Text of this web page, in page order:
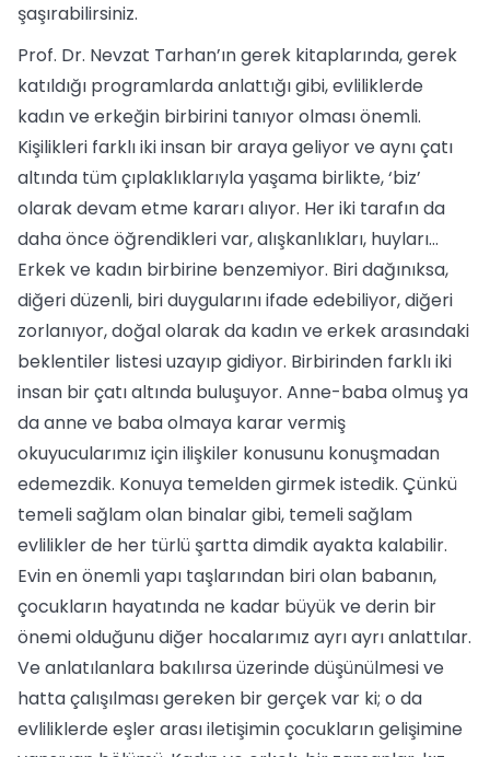
şaşırabilirsiniz.
Prof. Dr. Nevzat Tarhan’ın gerek kitaplarında, gerek
katıldığı programlarda anlattığı gibi, evliliklerde
kadın ve erkeğin birbirini tanıyor olması önemli.
Kişilikleri farklı iki insan bir araya geliyor ve aynı çatı
altında tüm çıplaklıklarıyla yaşama birlikte, ‘biz’
olarak devam etme kararı alıyor. Her iki tarafın da
daha önce öğrendikleri var, alışkanlıkları, huyları…
Erkek ve kadın birbirine benzemiyor. Biri dağınıksa,
diğeri düzenli, biri duygularını ifade edebiliyor, diğeri
zorlanıyor, doğal olarak da kadın ve erkek arasındaki
beklentiler listesi uzayıp gidiyor. Birbirinden farklı iki
insan bir çatı altında buluşuyor. Anne-baba olmuş ya
da anne ve baba olmaya karar vermiş
okuyucularımız için ilişkiler konusunu konuşmadan
edemezdik. Konuya temelden girmek istedik. Çünkü
temeli sağlam olan binalar gibi, temeli sağlam
evlilikler de her türlü şartta dimdik ayakta kalabilir.
Evin en önemli yapı taşlarından biri olan babanın,
çocukların hayatında ne kadar büyük ve derin bir
önemi olduğunu diğer hocalarımız ayrı ayrı anlattılar.
Ve anlatılanlara bakılırsa üzerinde düşünülmesi ve
hatta çalışılması gereken bir gerçek var ki; o da
evliliklerde eşler arası iletişimin çocukların gelişimine